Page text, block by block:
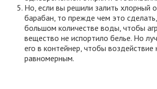
Но, если вы решили залить хлорный
барабан, то прежде чем это
большом количестве воды, чтобы
вещество не испортило белье. Но
его в контейнер, чтобы
равномерным.